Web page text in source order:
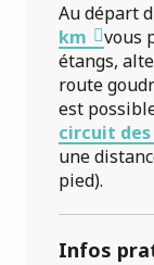
Au départ
km
vous
étangs,
route
est
circuit
une
pied).
Infos